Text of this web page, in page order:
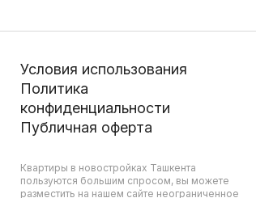
Условия использования
Политика
конфиденциальности
Публичная оферта
Квартиры в новостройках Ташкента
пользуются большим спросом, вы можете
разместить на нашем сайте неограниченное